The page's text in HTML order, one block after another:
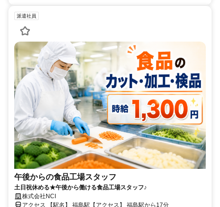
派遣社員
午後からの食品工場スタッフ
土日祝休める★午後から働ける食品工場スタッフ♪
株式会社NCI
アクセス 【駅名】 福島駅【アクセス】 福島駅から17分